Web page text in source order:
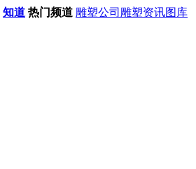
知道 热门频道 雕塑公司 雕塑资讯图库